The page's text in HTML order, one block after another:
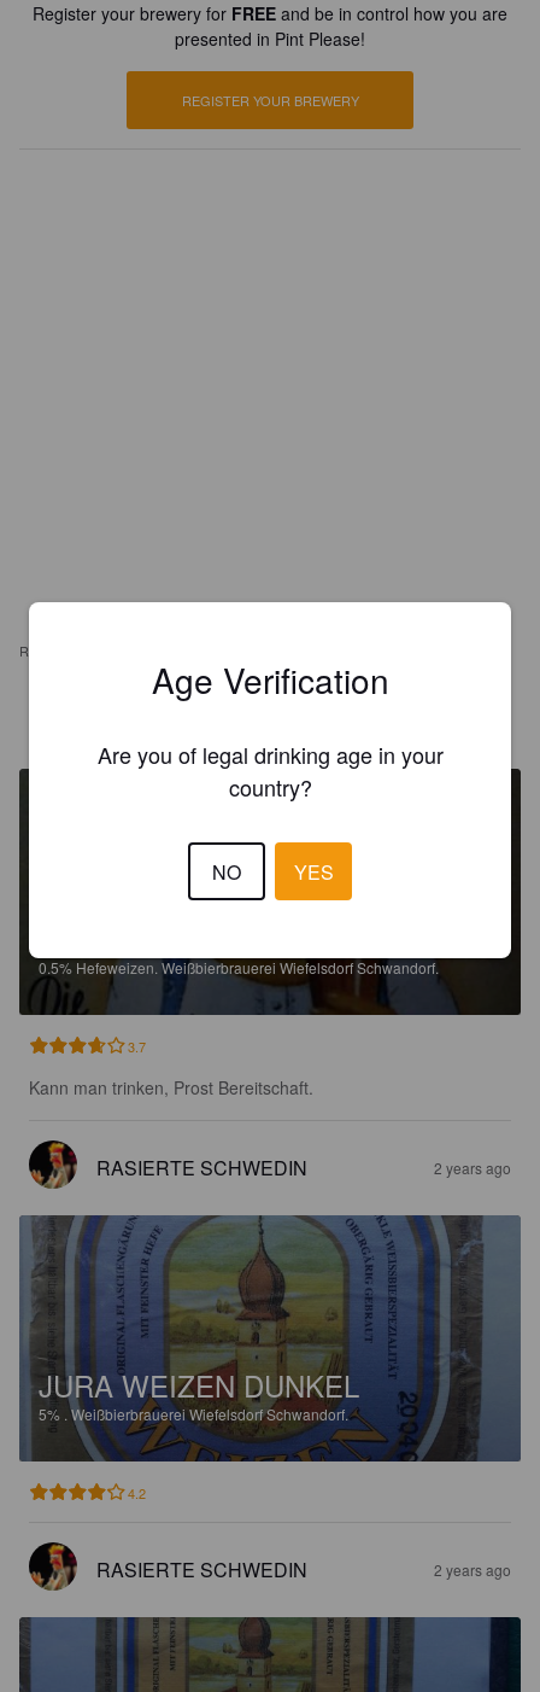
Register your brewery for FREE and be in control how you are
presented in Pint Please!
REGISTER YOUR BREWERY
REVIEWS
ZWECKE
0.5% Hefeweizen. Weißbierbrauerei Wiefelsdorf Schwandorf.
3.7
Kann man trinken, Prost Bereitschaft.
RASIERTE SCHWEDIN 2 years ago
JURA WEIZEN DUNKEL
5% .Weißbierbrauerei Wiefelsdorf Schwandorf.
4.2
RASIERTE SCHWEDIN 2 years ago
Age Verification
Are you of legal drinking age in your
country?
NO YES